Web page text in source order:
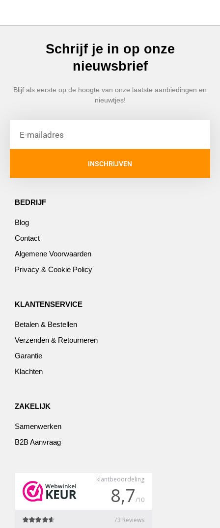
Schrijf je in op onze
nieuwsbrief
Blijf als eerste op de hoogte van onze laatste aanbiedingen en
nieuwtjes!
INSCHRIJVEN
BEDRIJF
Blog
Contact
Algemene Voorwaarden
Privacy & Cookie Policy
KLANTENSERVICE
Betalen & Bestellen
Verzenden & Retourneren
Garantie
Klachten
ZAKELIJK
Samenwerken
B2B Aanvraag